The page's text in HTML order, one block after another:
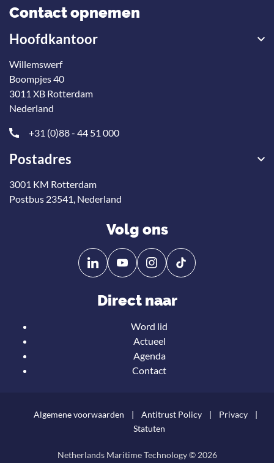
Contact opnemen
Hoofdkantoor
Willemswerf
Boompjes 40
3011 XB Rotterdam
Nederland
+31 (0)88 - 44 51 000
Postadres
3001 KM Rotterdam
Postbus 23541, Nederland
Volg ons
Volg
ons
Linkedin
Volg
ons
YouTube
Direct naar
Word lid
Actueel
Agenda
Contact
Algemene voorwaarden Antitrust Policy
Privacy
Statuten
Netherlands Maritime Technology © 2026